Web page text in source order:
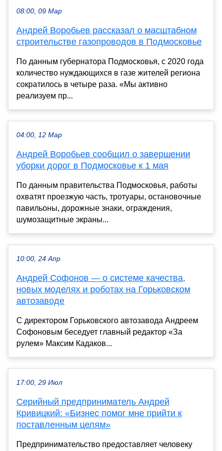
08:00, 09 Мар
Андрей Воробьев рассказал о масштабном
строительстве газопроводов в Подмосковье
По данным губернатора Подмосковья, с 2020 года
количество нуждающихся в газе жителей региона
сократилось в четыре раза. «Мы активно
реализуем пр...
04:00, 12 Мар
Андрей Воробьев сообщил о завершении
уборки дорог в Подмосковье к 1 мая
По данным правительства Подмосковья, работы
охватят проезжую часть, тротуары, остановочные
павильоны, дорожные знаки, ограждения,
шумозащитные экраны...
10:00, 24 Апр
Андрей Софонов — о системе качества,
новых моделях и роботах на Горьковском
автозаводе
С директором Горьковского автозавода Андреем
Софоновым беседует главный редактор «За
рулем» Максим Кадаков...
17:00, 29 Июл
Серийный предприниматель Андрей
Кривицкий: «Бизнес помог мне прийти к
поставленным целям»
Предпринимательство предоставляет человеку